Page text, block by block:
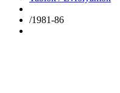
/1981-86